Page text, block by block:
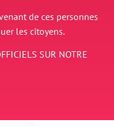
de ces personnes
les citoyens.
SUR NOTRE